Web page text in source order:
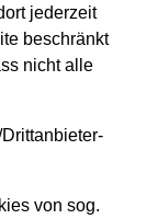
jederzeit
beschränkt
nicht alle
von sog.